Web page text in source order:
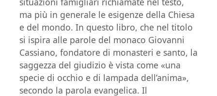
ma più in generale le esigenze della Chiesa
e del mondo. In questo libro, che nel titolo
si ispira alle parole del monaco Giovanni
Cassiano, fondatore di monasteri e santo, la
saggezza del giudizio è vista come «una
specie di occhio e di lampada dell’anima»,
secondo la parola evangelica. Il